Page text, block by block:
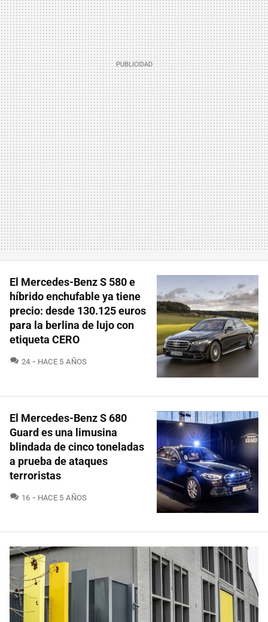
El Mercedes-Benz S 580 e
híbrido enchufable ya tiene
precio: desde 130.125 euros
para la berlina de lujo con
etiqueta CERO
24 COMENTARIOS
HACE 5 AÑOS
El Mercedes-Benz S 680
Guard es una limusina
blindada de cinco toneladas
a prueba de ataques
terroristas
16 COMENTARIOS
HACE 5 AÑOS